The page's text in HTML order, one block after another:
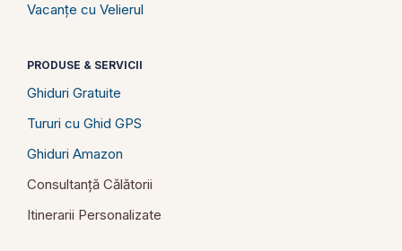
Vacanțe cu Velierul
PRODUSE & SERVICII
Ghiduri Gratuite
Tururi cu Ghid GPS
Ghiduri Amazon
Consultanță Călătorii
Itinerarii Personalizate